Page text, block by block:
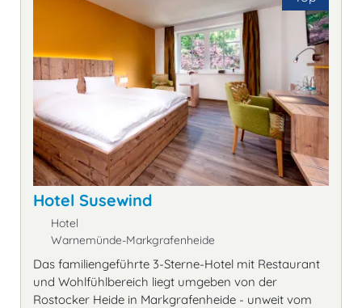
Hotel Susewind
Hotel
Warnemünde-Markgrafenheide
Das familiengeführte 3-Sterne-Hotel mit Restaurant
und Wohlfühlbereich liegt umgeben von der
Rostocker Heide in Markgrafenheide - unweit vom